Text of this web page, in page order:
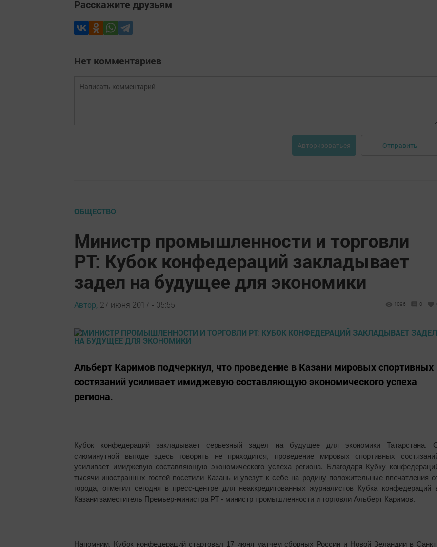
Расскажите друзьям
Нет комментариев
Авторизоваться Отправить
ОБЩЕСТВО
Министр промышленности и торговли
РТ: Кубок конфедераций закладывает
задел на будущее для экономики
Автор, 27 июня 2017 - 05:55 1096 0
Альберт Каримов подчеркнул, что проведение в Казани мировых спортивных
состязаний усиливает имиджевую составляющую экономического успеха
региона.
Кубок конфедераций закладывает серьезный задел на будущее для экономики Татарстана.
сиюминутной выгоде здесь говорить не приходится, проведение мировых спортивных
усиливает имиджевую составляющую экономического успеха региона. Благодаря Кубку
тысячи иностранных гостей посетили Казань и увезут к себе на родину положительные впечатления
города, отметил сегодня в пресс-центре для неаккредитованных журналистов Кубка конфедераций
Казани заместитель Премьер-министра РТ - министр промышленности и торговли Альберт Каримов.
Напомним, Кубок конфедераций стартовал 17 июня матчем сборных России и Новой Зеландии в